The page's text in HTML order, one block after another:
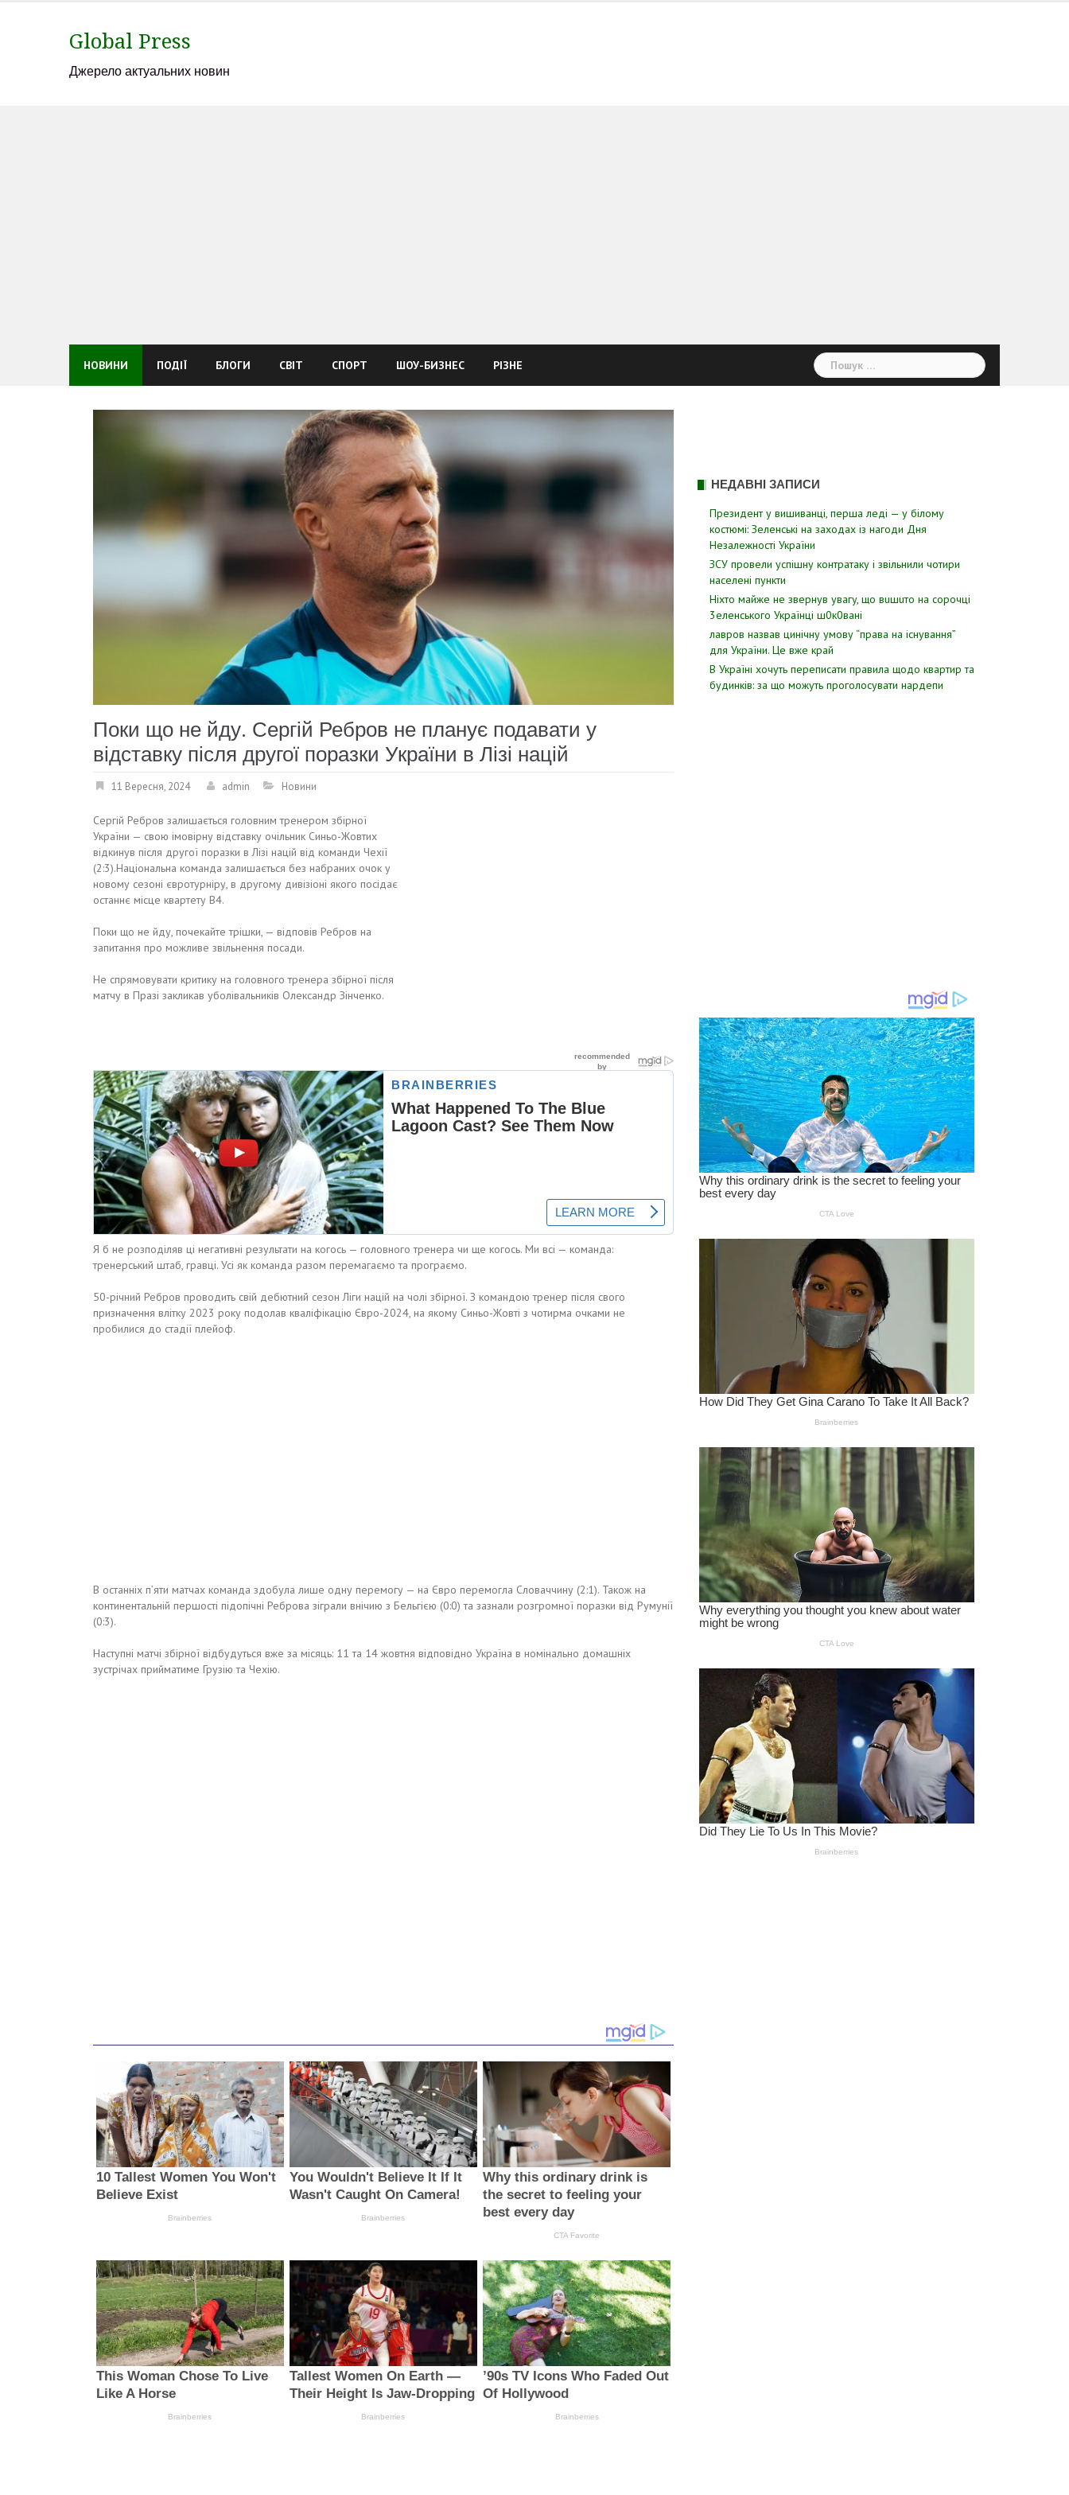
Global Press
Джерело актуальних новин
НОВИНИ ПОДІЇ БЛОГИ СВІТ СПОРТ ШОУ-БИЗНЕС РІЗНЕ Пошук:
Поки що не йду. Сергій Ребров не планує подавати у
відставку після другої поразки України в Лізі націй
11 Вересня, 2024 admin Новини
Сергій Ребров залишається головним тренером збірної
України — свою імовірну відставку очільник Синьо-Жовтих
відкинув після другої поразки в Лізі націй від команди Чехії
(2:3).Національна команда залишається без набраних очок у
новому сезоні євротурніру, в другому дивізіоні якого посідає
останнє місце квартету В4.
Поки що не йду, почекайте трішки, — відповів Ребров на
запитання про можливе звільнення посади.
Не спрямовувати критику на головного тренера збірної після
матчу в Празі закликав уболівальників Олександр Зінченко.
Я б не розподіляв ці негативні результати на когось — головного тренера чи ще когось. Ми всі — команда:
тренерський штаб, гравці. Усі як команда разом перемагаємо та програємо.
50-річний Ребров проводить свій дебютний сезон Ліги націй на чолі збірної. З командою тренер після свого
призначення влітку 2023 року подолав кваліфікацію Євро-2024, на якому Синьо-Жовті з чотирма очками не
пробилися до стадії плейоф.
В останніх п’яти матчах команда здобула лише одну перемогу — на Євро перемогла Словаччину (2:1). Також на
континентальній першості підопічні Реброва зіграли внічию з Бельгією (0:0) та зазнали розгромної поразки від Румунії
(0:3).
Наступні матчі збірної відбудуться вже за місяць: 11 та 14 жовтня відповідно Україна в номінально домашніх
зустрічах прийматиме Грузію та Чехію.
НЕДАВНІ ЗАПИСИ
Президент у вишиванці, перша леді — у білому
костюмі: Зеленські на заходах із нагоди Дня
Незалежності України
ЗСУ пpовели уcпішну контратаку і звiльнили чотири
наcелені пyнкти
Hixтo мaйжe нe звepнyв yвaгy, щo вuшuтo нa copoчцi
3eлeнcькoгo Укpaїнцi ш0к0вaнi
лавров нaзвав цинiчну умoву “пpава на іcнування”
для Укpаїни. Цe вже кpай
В Україні хочуть переписати правила щодо квартир та
будинків: за що можуть проголосувати нардепи